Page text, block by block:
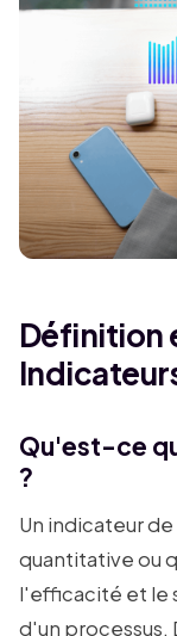
Définition
Qu'est-ce
?
Un indicateur
quantitative ou
l'efficacité et le
d'un processus.